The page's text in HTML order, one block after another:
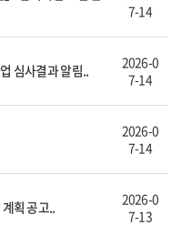
7-14
심사결과 알림..
2026-0
7-14
2026-0
7-14
획 공고..
2026-0
7-13